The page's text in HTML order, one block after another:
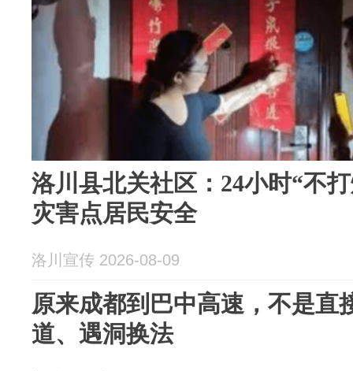
洛川县北关社区：24小时“不
灾害点居民安全
洛川宣传 2026-08-09
原来成都到巴中高速，不是直
道、遇洞换法